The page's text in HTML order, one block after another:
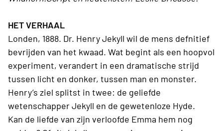
HET VERHAAL
Londen, 1888. Dr. Henry Jekyll wil de mens defnitief
bevrijden van het kwaad. Wat begint als een hoopvol
experiment, verandert in een dramatische strijd
tussen licht en donker, tussen man en monster.
Henry’s ziel splitst in twee: de geliefde
wetenschapper Jekyll en de gewetenloze Hyde.
Kan de liefde van zijn verloofde Emma hem nog